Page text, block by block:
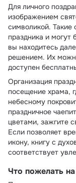
Для личного
изображением
символикой. Такие
праздника и
вы находитесь
решением. Их
доступен
Организация
посещение храма,
небесному
праздничное
цветами, зажгите
Если позволяет
икону, книгу с
соответствует
Что пожелать